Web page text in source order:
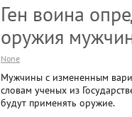
Ген воина
оружия
None
Мужчины с измененным
словам ученых из
будут применять оружие.